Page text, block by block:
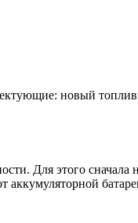
новый
Для этого сначала
аккумуляторной